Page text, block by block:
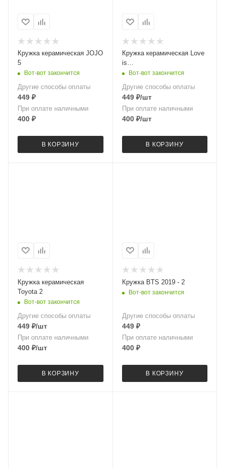
Кружка керамическая JOJO
5
Вот-вот закончится
Другие способы оплаты
449 ₽
При оплате наличными
400 ₽
В КОРЗИНУ
Кружка керамическая Love
is…
Вот-вот закончится
Другие способы оплаты
449₽/шт
При оплате наличными
400₽/шт
В КОРЗИНУ
Кружка керамическая
Toyota 2
Вот-вот закончится
Другие способы оплаты
449 ₽/шт
При оплате наличными
400 ₽/шт
В КОРЗИНУ
Кружка BTS 2019 - 2
Вот-вот закончится
Другие способы оплаты
449₽
При оплате наличными
400₽
В КОРЗИНУ